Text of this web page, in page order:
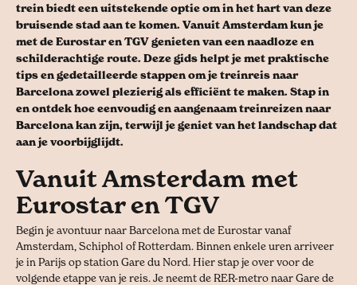
trein biedt een uitstekende optie om in het hart van deze
bruisende stad aan te komen. Vanuit Amsterdam kun je
met de Eurostar en TGV genieten van een naadloze en
schilderachtige route. Deze gids helpt je met praktische
tips en gedetailleerde stappen om je treinreis naar
Barcelona zowel plezierig als efficiënt te maken. Stap in
en ontdek hoe eenvoudig en aangenaam treinreizen naar
Barcelona kan zijn, terwijl je geniet van het landschap dat
aan je voorbijglijdt.
Vanuit Amsterdam met
Eurostar en TGV
Begin je avontuur naar Barcelona met de Eurostar vanaf
Amsterdam, Schiphol of Rotterdam. Binnen enkele uren arriveer
je in Parijs op station Gare du Nord. Hier stap je over voor de
volgende etappe van je reis. Je neemt de RER-metro naar Gare de